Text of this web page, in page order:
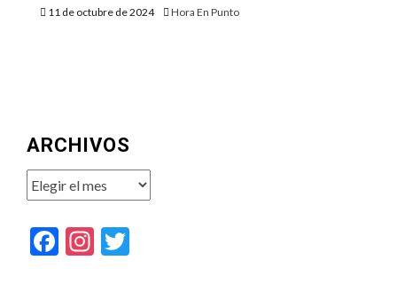
11 de octubre de 2024 Hora En Punto
ARCHIVOS
Archivos
Facebook
Instagram